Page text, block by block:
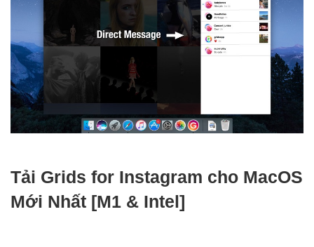
Tải Grids for Instagram cho MacOS
Mới Nhất [M1 & Intel]